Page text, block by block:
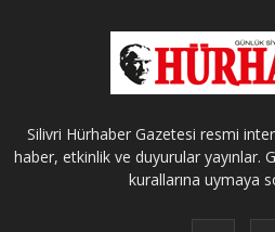
Silivri Hürhaber Gazetesi resmi
haber, etkinlik ve duyurular yayınlar.
kurallarına uymaya